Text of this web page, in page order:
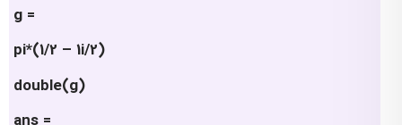
g =
pi*(1/2 – 1i/2)
double(g)